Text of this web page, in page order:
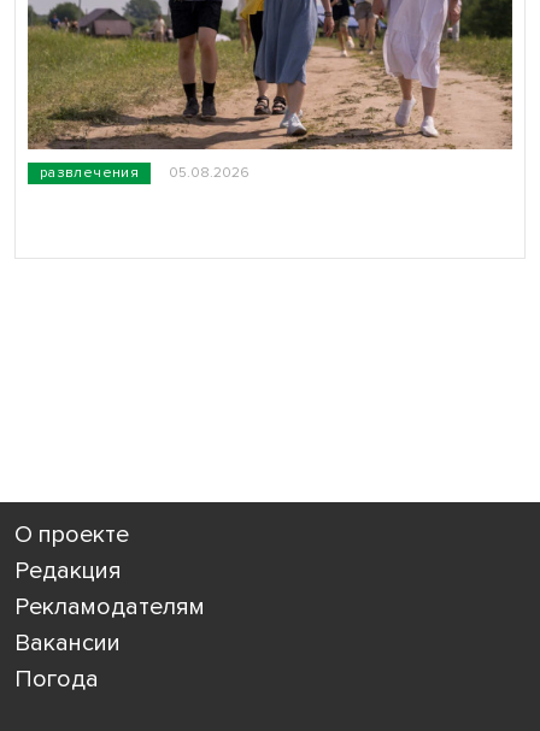
развлечения 05.08.2026
О проекте
Редакция
Рекламодателям
Вакансии
Погода